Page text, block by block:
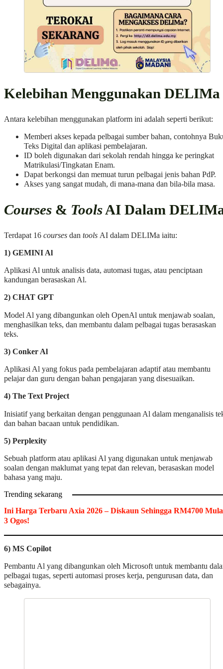
Kelebihan Menggunakan DELIMa
Antara kelebihan menggunakan platform ini adalah seperti berikut:
Memberi akses kepada pelbagai sumber bahan, contohnya
Teks Digital dan aplikasi pembelajaran.
ID boleh digunakan dari sekolah rendah hingga ke peringkat
Matrikulasi/Tingkatan Enam.
Dapat berkongsi dan memuat turun pelbagai jenis bahan PdP.
Akses yang sangat mudah, di mana-mana dan bila-bila masa.
Courses & ToolsAI Dalam
Terdapat 16 courses dan tools AI dalam DELIMa iaitu:
1) GEMINI Al
Aplikasi Al untuk analisis data, automasi tugas, atau penciptaan
kandungan berasaskan Al.
2) CHAT GPT
Model Al yang dibangunkan oleh OpenAl untuk menjawab soalan,
menghasilkan teks, dan membantu dalam pelbagai tugas berasaskan
teks.
3) Conker Al
Aplikasi Al yang fokus pada pembelajaran adaptif atau membantu
pelajar dan guru dengan bahan pengajaran yang disesuaikan.
4) The Text Project
Inisiatif yang berkaitan dengan penggunaan Al dalam menganalisis
dan bahan bacaan untuk pendidikan.
5) Perplexity
Sebuah platform atau aplikasi Al yang digunakan untuk menjawab
soalan dengan maklumat yang tepat dan relevan, berasaskan model
bahasa yang maju.
Trending sekarang
Ini Harga Terbaru Axia 2026 – Diskaun Sehingga RM4700
3 Ogos!
6) MS Copilot
Pembantu Al yang dibangunkan oleh Microsoft untuk membantu
pelbagai tugas, seperti automasi proses kerja, pengurusan data, dan
sebagainya.